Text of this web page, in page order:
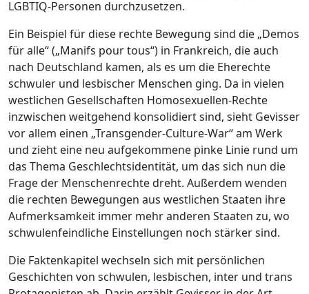
LGBTIQ-Personen durchzusetzen.
Ein Beispiel für diese rechte Bewegung sind die „Demos
für alle“ („Manifs pour tous“) in Frankreich, die auch
nach Deutschland kamen, als es um die Eherechte
schwuler und lesbischer Menschen ging. Da in vielen
westlichen Gesellschaften Homosexuellen-Rechte
inzwischen weitgehend konsolidiert sind, sieht Gevisser
vor allem einen „Transgender-Culture-War“ am Werk
und zieht eine neu aufgekommene pinke Linie rund um
das Thema Geschlechtsidentität, um das sich nun die
Frage der Menschenrechte dreht. Außerdem wenden
die rechten Bewegungen aus westlichen Staaten ihre
Aufmerksamkeit immer mehr anderen Staaten zu, wo
schwulenfeindliche Einstellungen noch stärker sind.
Die Faktenkapitel wechseln sich mit persönlichen
Geschichten von schwulen, lesbischen, inter und trans